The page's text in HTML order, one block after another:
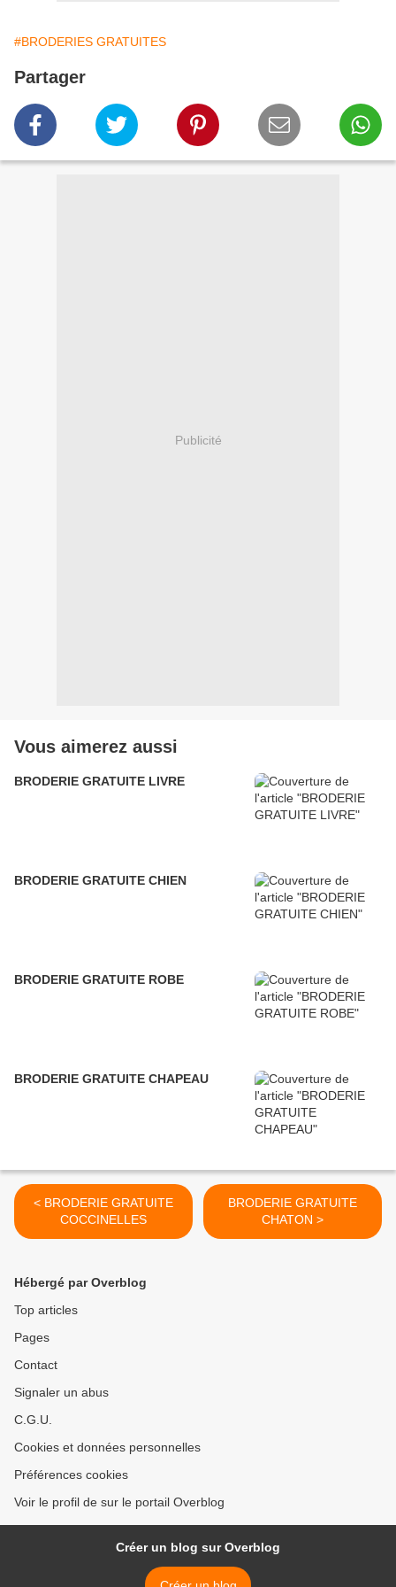
#BRODERIES GRATUITES
Partager
Publicité
Vous aimerez aussi
BRODERIE GRATUITE LIVRE
BRODERIE GRATUITE CHIEN
BRODERIE GRATUITE ROBE
BRODERIE GRATUITE CHAPEAU
< BRODERIE GRATUITE
COCCINELLES
BRODERIE GRATUITE
CHATON >
Hébergé par Overblog
Top articles
Pages
Contact
Signaler un abus
C.G.U.
Cookies et données personnelles
Préférences cookies
Voir le profil de sur le portail Overblog
Créer un blog sur Overblog